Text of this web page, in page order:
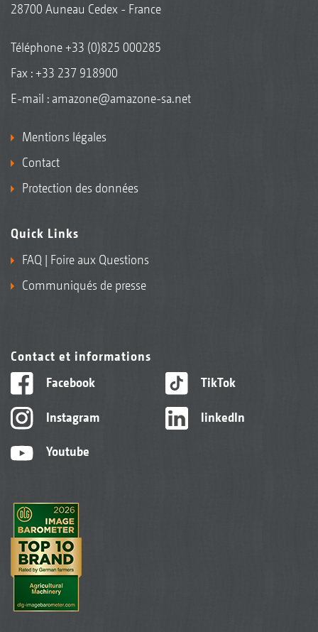
28700 Auneau Cedex - France
Téléphone+33 (0)825 000285
Fax : +33 237 918900
E-mail : amazone@amazone-sa.net
Mentions légales
Contact
Protection des données
Quick Links
FAQ | Foire aux Questions
Communiqués de presse
Contact et informations
Facebook
Instagram
Youtube
TikTok
linkedIn